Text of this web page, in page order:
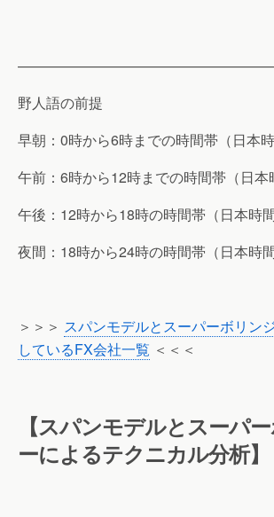
野人語の前提
早朝：0時から6時までの時間帯（日本時
午前：6時から12時までの時間帯（日本
午後：12時から18時の時間帯（日本時間
夜間：18時から24時の時間帯（日本時間
＞＞＞ スパンモデルとスーパーボリン
しているFX会社一覧 ＜＜＜
【スパンモデルとスーパ
ーによるテクニカル分析】